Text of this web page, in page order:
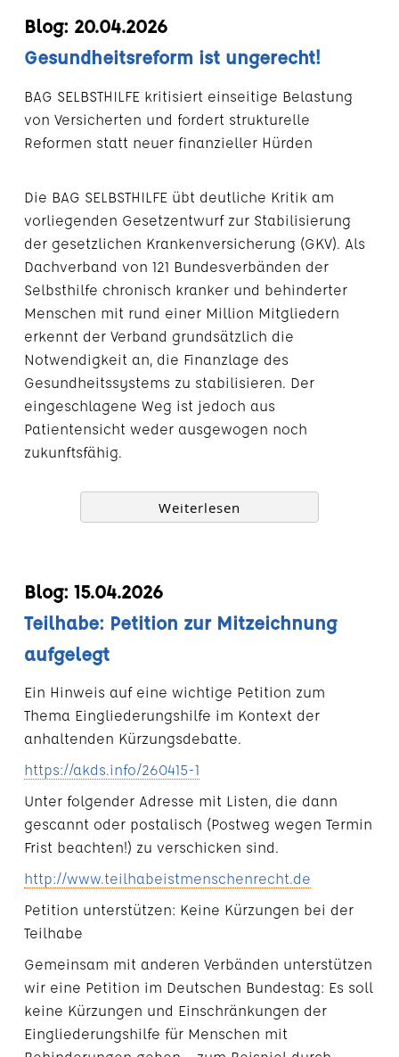
Blog: 20.04.2026
Gesundheitsreform ist ungerecht!
BAG SELBSTHILFE kritisiert einseitige Belastung
von Versicherten und fordert strukturelle
Reformen statt neuer finanzieller Hürden
Die BAG SELBSTHILFE übt deutliche Kritik am
vorliegenden Gesetzentwurf zur Stabilisierung
der gesetzlichen Krankenversicherung (GKV). Als
Dachverband von 121 Bundesverbänden der
Selbsthilfe chronisch kranker und behinderter
Menschen mit rund einer Million Mitgliedern
erkennt der Verband grundsätzlich die
Notwendigkeit an, die Finanzlage des
Gesundheitssystems zu stabilisieren. Der
eingeschlagene Weg ist jedoch aus
Patientensicht weder ausgewogen noch
zukunftsfähig.
Weiterlesen
Blog: 15.04.2026
Teilhabe: Petition zur Mitzeichnung
aufgelegt
Ein Hinweis auf eine wichtige Petition zum
Thema Eingliederungshilfe im Kontext der
anhaltenden Kürzungsdebatte.
https://akds.info/260415-1
Unter folgender Adresse mit Listen, die dann
gescannt oder postalisch (Postweg wegen Termin
Frist beachten!) zu verschicken sind.
http://www.teilhabeistmenschenrecht.de
Petition unterstützen: Keine Kürzungen bei der
Teilhabe
Gemeinsam mit anderen Verbänden unterstützen
wir eine Petition im Deutschen Bundestag: Es soll
keine Kürzungen und Einschränkungen der
Eingliederungshilfe für Menschen mit